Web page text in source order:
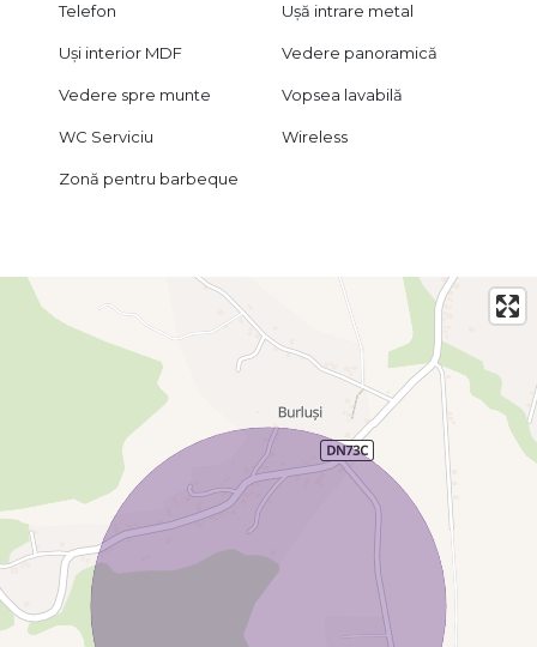
Telefon Ușă intrare metal
Uși interior MDF Vedere panoramică
Vedere spre munte Vopsea lavabilă
WC Serviciu Wireless
Zonă pentru barbeque